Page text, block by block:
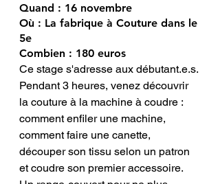
Quand : 16 novembre
Où : La fabrique à Couture dans le
5e
Combien : 180 euros
Ce stage s'adresse aux débutant.e.s.
Pendant 3 heures, venez découvrir
la couture à la machine à coudre :
comment enfiler une machine,
comment faire une canette,
découper son tissu selon un patron
et coudre son premier accessoire.